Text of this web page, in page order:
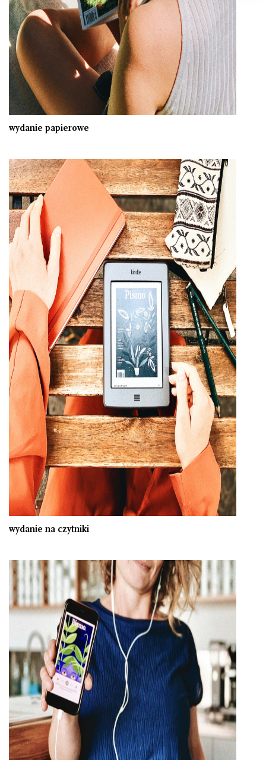
wydanie papierowe
wydanie na czytniki